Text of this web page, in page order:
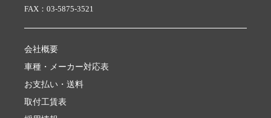
FAX：03-5875-3521
会社概要
車種・メーカー対応表
お支払い・送料
取付工賃表